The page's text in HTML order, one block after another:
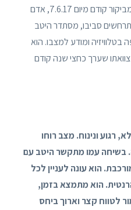
ד"ר ויגדר ציינה כי מר ו. מוכר לה מביקור קודם מיום 7.6.17, אדם
סביבו, מסתדר היטב
בטלוויזיה ומודע למצבו. הוא
שערך כחצי שנה קודם
רגוע ונינוח. מצב רוחו
בשיחה עמו מתקשר היטב עם
הוא עונה לעניין לכל
הוא מתמצא בזמן,
לטווח קצר וארוך ביחס